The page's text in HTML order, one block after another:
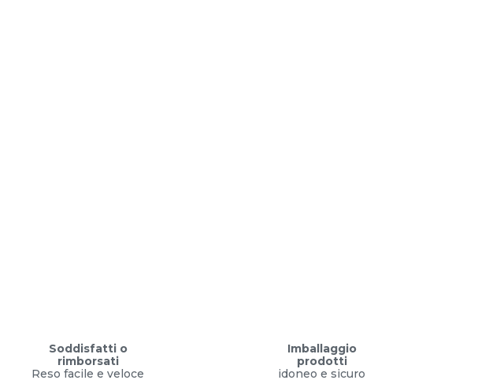
Soddisfatti o
rimborsati
Reso facile e veloce
Imballaggio
prodotti
idoneo e sicuro